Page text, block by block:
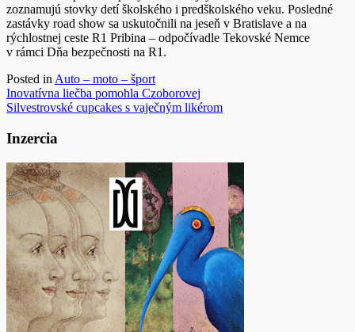
zoznamujú stovky detí školského i predškolského veku. Posledné
zastávky road show sa uskutočnili na jeseň v Bratislave a na
rýchlostnej ceste R1 Pribina – odpočívadle Tekovské Nemce
v rámci Dňa bezpečnosti na R1.
Posted in Auto – moto – šport
Navigácia
v
článku
Inovatívna liečba pomohla Czoborovej
Silvestrovské cupcakes s vaječným likérom
Inzercia